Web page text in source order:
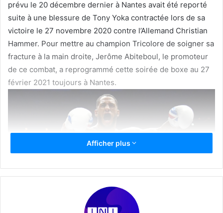
prévu le 20 décembre dernier à Nantes avait été reporté
suite à une blessure de Tony Yoka contractée lors de sa
victoire le 27 novembre 2020 contre l’Allemand Christian
Hammer. Pour mettre au champion Tricolore de soigner sa
fracture à la main droite, Jerôme Abiteboul, le promoteur
de ce combat, a reprogrammé cette soirée de boxe au 27
février 2021 toujours à Nantes.
Afficher plus